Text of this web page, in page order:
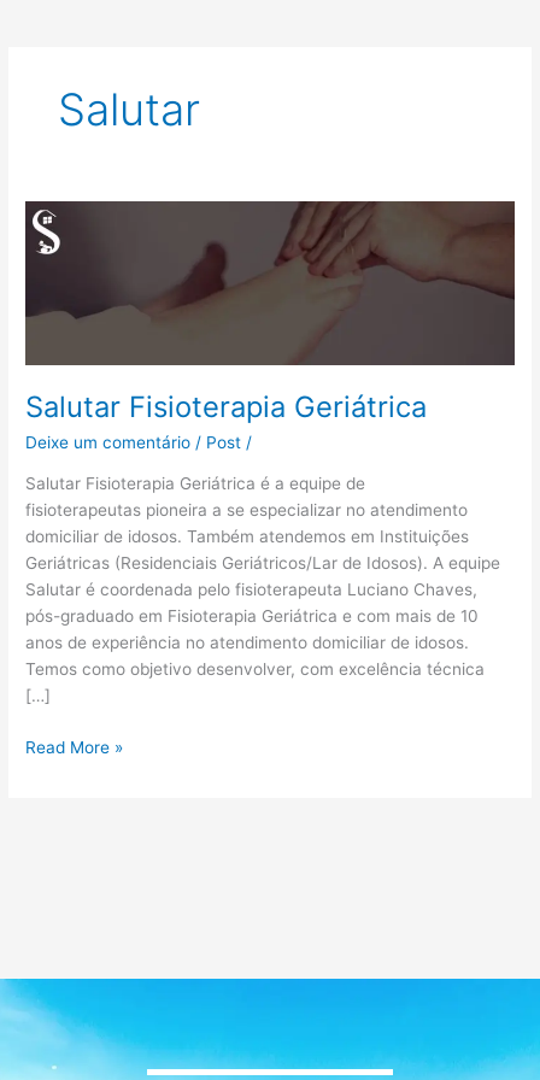
Salutar
Salutar Fisioterapia Geriátrica
Deixe um comentário / Post /
Salutar Fisioterapia Geriátrica é a equipe de
fisioterapeutas pioneira a se especializar no atendimento
domiciliar de idosos. Também atendemos em Instituições
Geriátricas (Residenciais Geriátricos/Lar de Idosos). A equipe
Salutar é coordenada pelo fisioterapeuta Luciano Chaves,
pós-graduado em Fisioterapia Geriátrica e com mais de 10
anos de experiência no atendimento domiciliar de idosos.
Temos como objetivo desenvolver, com excelência técnica
[…]
Salutar
Fisioterapia
Read More »